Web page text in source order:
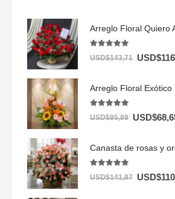
Arreglo Floral Quiero
out of 5
USD$143,71 USD$
Arreglo Floral Exótico
out of 5
USD$95,89 USD$
Canasta de rosas y
USD$141,97 USD$